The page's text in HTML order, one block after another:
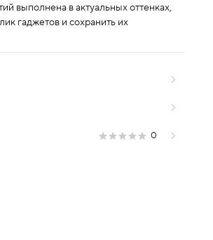
выполнена в актуальных оттенках,
гаджетов и сохранить их
0